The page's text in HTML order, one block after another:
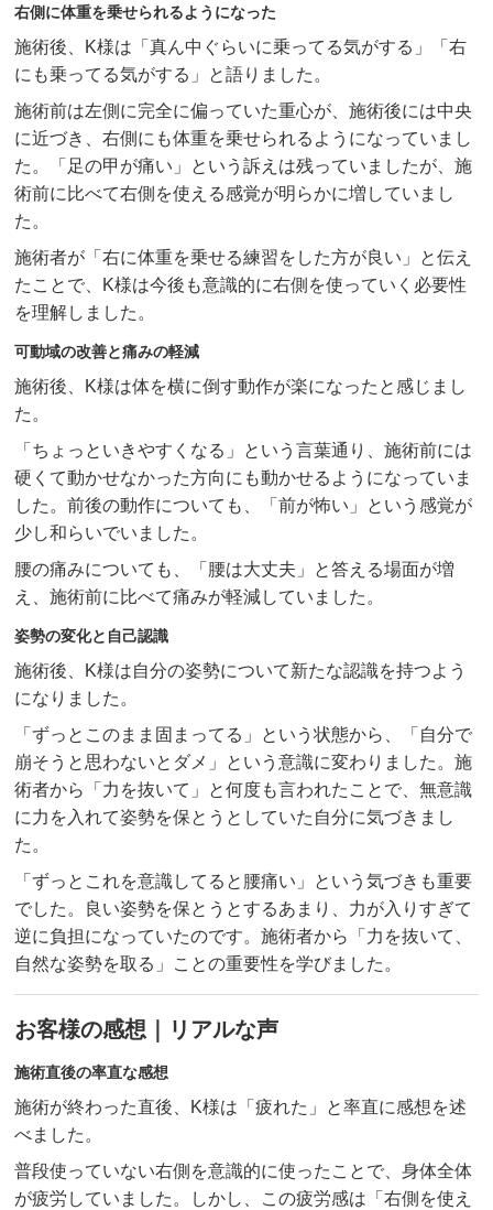
右側に体重を乗せられるようになった
施術後、K様は「真ん中ぐらいに乗ってる気がする」「右
にも乗ってる気がする」と語りました。
施術前は左側に完全に偏っていた重心が、施術後には中央
に近づき、右側にも体重を乗せられるようになっていまし
た。「足の甲が痛い」という訴えは残っていましたが、施
術前に比べて右側を使える感覚が明らかに増していまし
た。
施術者が「右に体重を乗せる練習をした方が良い」と伝え
たことで、K様は今後も意識的に右側を使っていく必要性
を理解しました。
可動域の改善と痛みの軽減
施術後、K様は体を横に倒す動作が楽になったと感じまし
た。
「ちょっといきやすくなる」という言葉通り、施術前には
硬くて動かせなかった方向にも動かせるようになっていま
した。前後の動作についても、「前が怖い」という感覚が
少し和らいでいました。
腰の痛みについても、「腰は大丈夫」と答える場面が増
え、施術前に比べて痛みが軽減していました。
姿勢の変化と自己認識
施術後、K様は自分の姿勢について新たな認識を持つよう
になりました。
「ずっとこのまま固まってる」という状態から、「自分で
崩そうと思わないとダメ」という意識に変わりました。施
術者から「力を抜いて」と何度も言われたことで、無意識
に力を入れて姿勢を保とうとしていた自分に気づきまし
た。
「ずっとこれを意識してると腰痛い」という気づきも重要
でした。良い姿勢を保とうとするあまり、力が入りすぎて
逆に負担になっていたのです。施術者から「力を抜いて、
自然な姿勢を取る」ことの重要性を学びました。
お客様の感想｜リアルな声
施術直後の率直な感想
施術が終わった直後、K様は「疲れた」と率直に感想を述
べました。
普段使っていない右側を意識的に使ったことで、身体全体
が疲労していました。しかし、この疲労感は「右側を使え